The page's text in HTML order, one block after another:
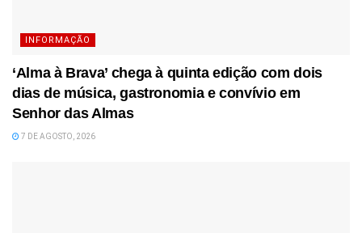
INFORMAÇÃO
‘Alma à Brava’ chega à quinta edição com dois
dias de música, gastronomia e convívio em
Senhor das Almas
7 DE AGOSTO, 2026